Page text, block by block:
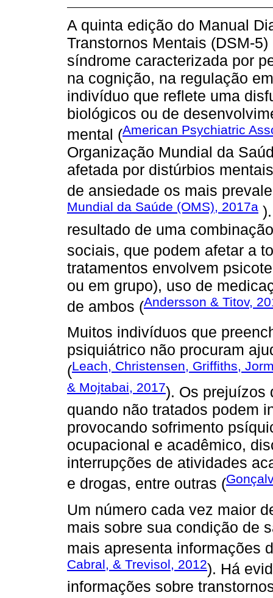
A quinta edição do Manual
Transtornos Mentais (DSM-
síndrome caracterizada por
na cognição, na regulação
indivíduo que reflete uma
biológicos ou de
mental (American Psychiatric
Organização Mundial da
afetada por distúrbios
de ansiedade os mais
Mundial da Saúde (OMS), 2017a
resultado de uma
sociais, que podem afetar a
tratamentos envolvem
ou em grupo), uso de
de ambos (Andersson & Titov,
Muitos indivíduos que
psiquiátrico não procuram
(Leach, Christensen, Griffiths,
& Mojtabai, 2017). Os prejuízos
quando não tratados podem
provocando sofrimento
ocupacional e acadêmico,
interrupções de atividades
e drogas, entre outras (
Um número cada vez maior
mais sobre sua condição de
mais apresenta informações
Cabral, & Trevisol, 2012). Há
informações sobre